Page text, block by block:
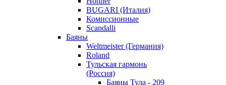
BUGARI (Италия)
Комиссионные
Scandalli
Баяны
Weltmeister (Германия)
Roland
Тульская гармонь
(Россия)
Баяны Тула - 209